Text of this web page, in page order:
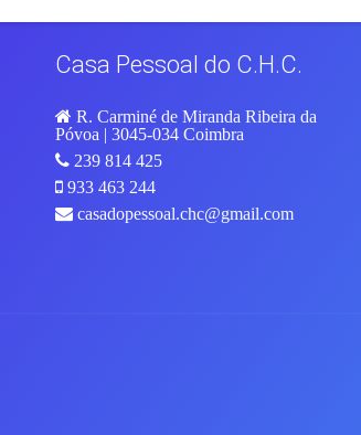
Casa Pessoal do C.H.C.
R. Carminé de Miranda Ribeira da
Póvoa | 3045-034 Coimbra
239 814 425
933 463 244
casadopessoal.chc@gmail.com